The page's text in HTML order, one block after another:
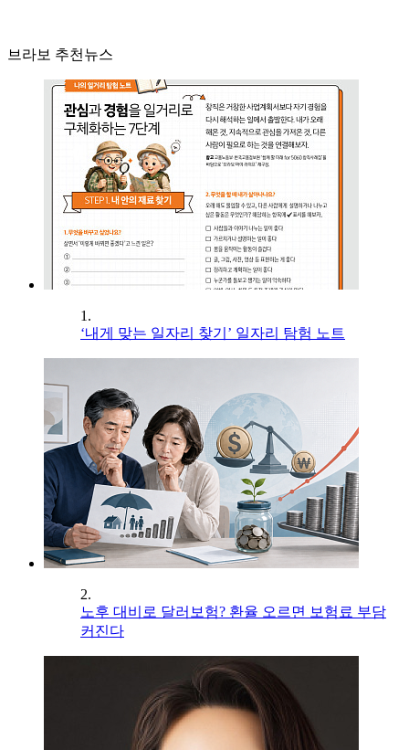
브라보 추천뉴스
1.
‘내게 맞는 일자리 찾기’ 일자리 탐험 노트
2.
노후 대비로 달러보험? 환율 오르면 보험료 부담
커진다